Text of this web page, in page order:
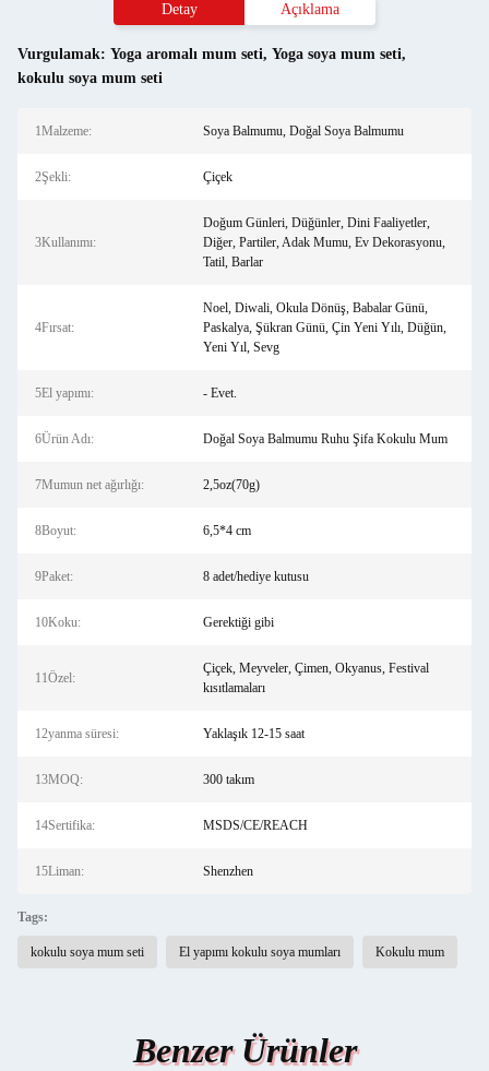
Detay Açıklama
Vurgulamak: Yoga aromalı mum seti, Yoga soya mum seti,
kokulu soya mum seti
1Malzeme: Soya Balmumu, Doğal Soya Balmumu
2Şekli: Çiçek
3Kullanımı:
Doğum Günleri, Düğünler, Dini Faaliyetler,
Diğer, Partiler, Adak Mumu, Ev Dekorasyonu,
Tatil, Barlar
4Fırsat:
Noel, Diwali, Okula Dönüş, Babalar Günü,
Paskalya, Şükran Günü, Çin Yeni Yılı, Düğün,
Yeni Yıl, Sevg
5El yapımı: - Evet.
6Ürün Adı: Doğal Soya Balmumu Ruhu Şifa Kokulu Mum
7Mumun net ağırlığı: 2,5oz(70g)
8Boyut: 6,5*4 cm
9Paket: 8 adet/hediye kutusu
10Koku: Gerektiği gibi
11Özel:
Çiçek, Meyveler, Çimen, Okyanus, Festival
kısıtlamaları
12yanma süresi: Yaklaşık 12-15 saat
13MOQ: 300 takım
14Sertifika: MSDS/CE/REACH
15Liman: Shenzhen
Tags:
kokulu soya mum seti El yapımı kokulu soya mumları Kokulu mum
Benzer Ürünler